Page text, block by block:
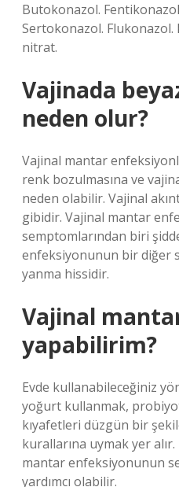
Butokonazol.
Sertokonazol.
nitrat.
Vajinada
neden olur?
Vajinal mantar
renk bozulmasına ve
neden olabilir. Vajinal
gibidir. Vajinal mantar
semptomlarından biri
enfeksiyonunun bir diğer
yanma hissidir.
Vajinal
yapabilirim?
Evde kullanabileceğiniz
yoğurt kullanmak,
kıyafetleri düzgün bir
kurallarına uymak yer
mantar enfeksiyonunun
yardımcı olabilir.